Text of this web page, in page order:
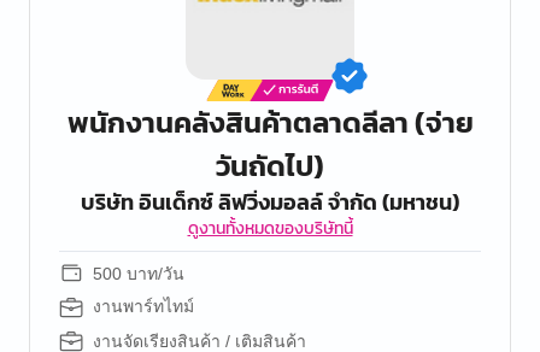
พนักงานคลังสินค้าตลาดลีลา (จ่าย
วันถัดไป)
บริษัท อินเด็กซ์ ลิฟวิ่งมอลล์ จำกัด (มหาชน)
ดูงานทั้งหมดของบริษัทนี้
500 บาท/วัน
งานพาร์ทไทม์
งานจัดเรียงสินค้า / เติมสินค้า